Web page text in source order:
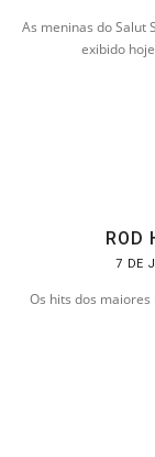
As meninas do Salut
exibido
ROD
7 DE
Os hits dos maiores